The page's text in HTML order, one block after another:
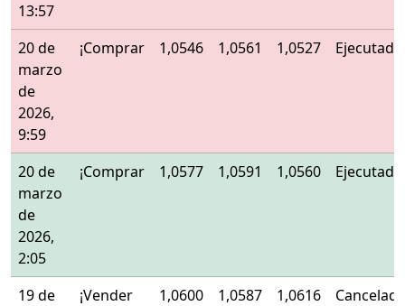
13:57
20 de
marzo
de
2026,
9:59
¡Comprar 1,0546 1,0561 1,0527 Ejecutado
20 de
marzo
de
2026,
2:05
¡Comprar 1,0577 1,0591 1,0560 Ejecutado
19 de
¡Vender 1,0600 1,0587 1,0616